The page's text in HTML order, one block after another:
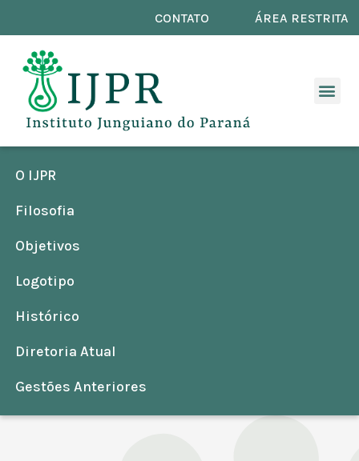
CONTATO ÁREA RESTRITA
O IJPR
Filosofia
Objetivos
Logotipo
Histórico
Diretoria Atual
Gestões Anteriores